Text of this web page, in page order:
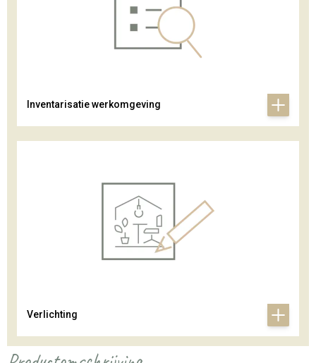
Inventarisatie werkomgeving
Verlichting